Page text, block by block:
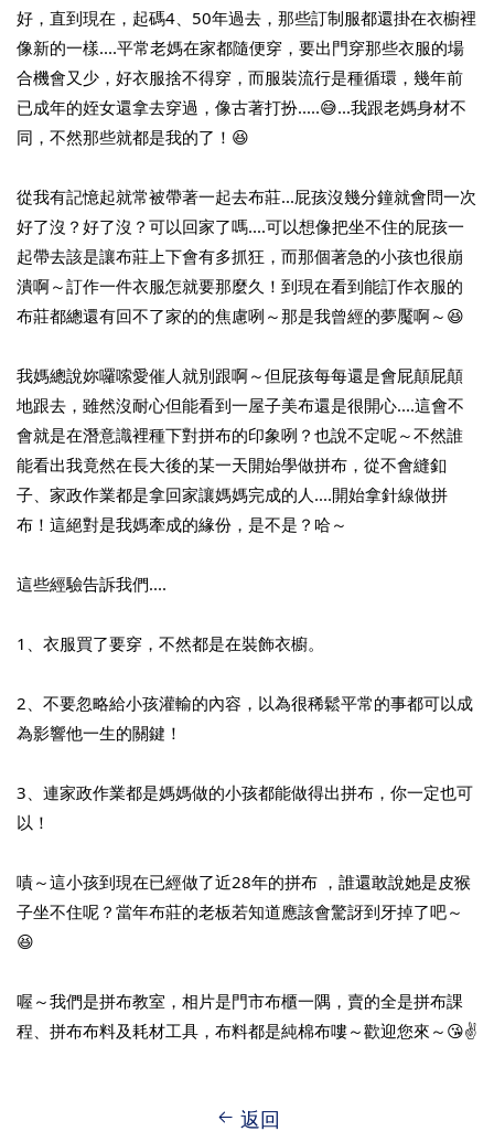
好，直到現在，起碼4、50年過去，那些訂制服都還掛在衣櫥裡
像新的一樣....平常老媽在家都隨便穿，要出門穿那些衣服的場
合機會又少，好衣服捨不得穿，而服裝流行是種循環，幾年前
已成年的姪女還拿去穿過，像古著打扮.....😅...我跟老媽身材不
同，不然那些就都是我的了！😆
從我有記憶起就常被帶著一起去布莊...屁孩沒幾分鐘就會問一次
好了沒？好了沒？可以回家了嗎....可以想像把坐不住的屁孩一
起帶去該是讓布莊上下會有多抓狂，而那個著急的小孩也很崩
潰啊～訂作一件衣服怎就要那麼久！到現在看到能訂作衣服的
布莊都總還有回不了家的的焦慮咧～那是我曾經的夢魘啊～😆
我媽總說妳囉嗦愛催人就別跟啊～但屁孩每每還是會屁顛屁顛
地跟去，雖然沒耐心但能看到一屋子美布還是很開心....這會不
會就是在潛意識裡種下對拼布的印象咧？也說不定呢～不然誰
能看出我竟然在長大後的某一天開始學做拼布，從不會縫釦
子、家政作業都是拿回家讓媽媽完成的人....開始拿針線做拼
布！這絕對是我媽牽成的緣份，是不是？哈～
這些經驗告訴我們....
1、衣服買了要穿，不然都是在裝飾衣櫥。
2、不要忽略給小孩灌輸的內容，以為很稀鬆平常的事都可以成
為影響他一生的關鍵！
3、連家政作業都是媽媽做的小孩都能做得出拼布，你一定也可
以！
嘖～這小孩到現在已經做了近28年的拼布 ，誰還敢說她是皮猴
子坐不住呢？當年布莊的老板若知道應該會驚訝到牙掉了吧～
😆
喔～我們是拼布教室，相片是門市布櫃一隅，賣的全是拼布課
程、拼布布料及耗材工具，布料都是純棉布嘍～歡迎您來～😘✌️
返回